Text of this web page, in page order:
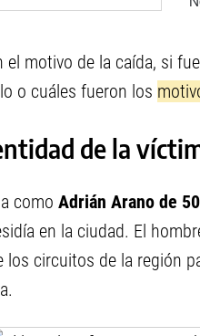
el motivo de la caída, si
o cuáles fueron los
de la
como Adrián Arano de
en la ciudad. El
los circuitos de la región